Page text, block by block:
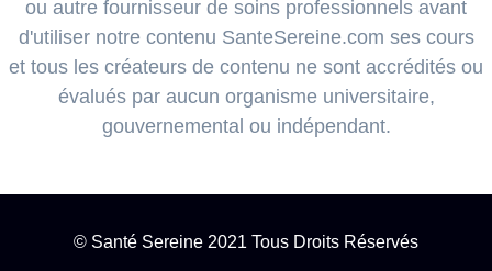
ou autre fournisseur de soins professionnels avant
d'utiliser notre contenu SanteSereine.com ses cours
et tous les créateurs de contenu ne sont accrédités ou
évalués par aucun organisme universitaire,
gouvernemental ou indépendant.
© Santé Sereine 2021 Tous Droits Réservés